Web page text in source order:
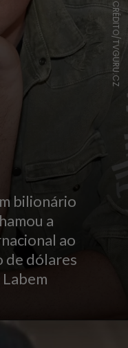
bilionário
a
ao
de dólares
CRÉDITO/TVGURU.CZ